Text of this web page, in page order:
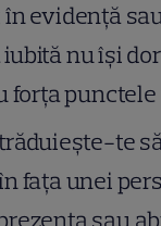
evidență
nu își
forța punctele
te
fața unei